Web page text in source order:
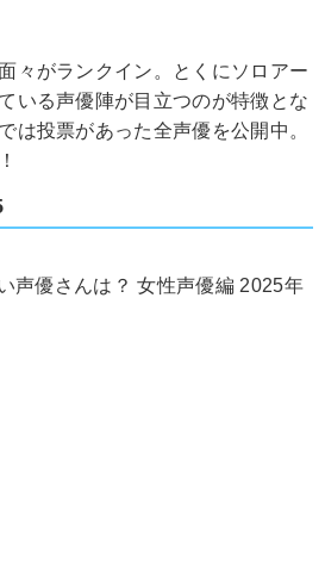
々がランクイン。とくにソロアー
いる声優陣が目立つのが特徴とな
は投票があった全声優を公開中。
声優さんは？ 女性声優編 2025年